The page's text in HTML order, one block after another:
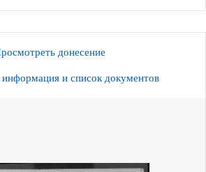
донесение
и список документов